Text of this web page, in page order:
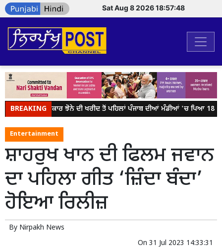
Sat Aug 8 2026 18:57:48
BREAKING
ਕੇਂਦਰ ਸਰਕਾਰ ਝੋਨੇ ਦੀ ਖਰੀਦ ਤੋਂ ਪਹਿਲਾਂ ਪੰਜਾਬ ਦੀਆਂ ਮੰਡੀਆਂ 'ਚ ਪਿਆ 18 ਲੱਖ
Entertainment
ਸ਼ਾਹਰੁਖ ਖਾਨ ਦੀ ਫਿਲਮ ਜਵਾਨ
ਦਾ ਪਹਿਲਾ ਗੀਤ ‘ਜ਼ਿੰਦਾ ਬੰਦਾ’
ਹੋਇਆ ਰਿਲੀਜ਼
By Nirpakh News
On 31 Jul 2023 14:33:31